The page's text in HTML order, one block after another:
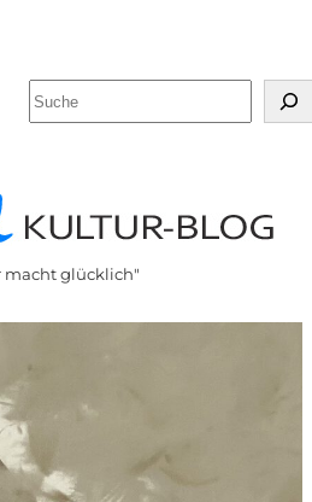
macht glücklich"